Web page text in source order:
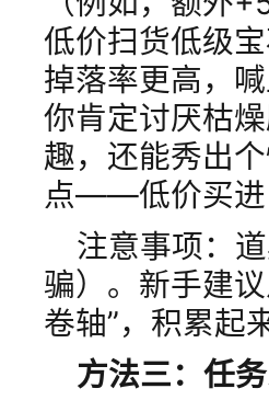
低价扫货低级
掉落率更高，
你肯定讨厌枯
趣，还能秀出
点——低价买进
注意事项：
骗）。新手建
卷轴”，积累起
方法三：任